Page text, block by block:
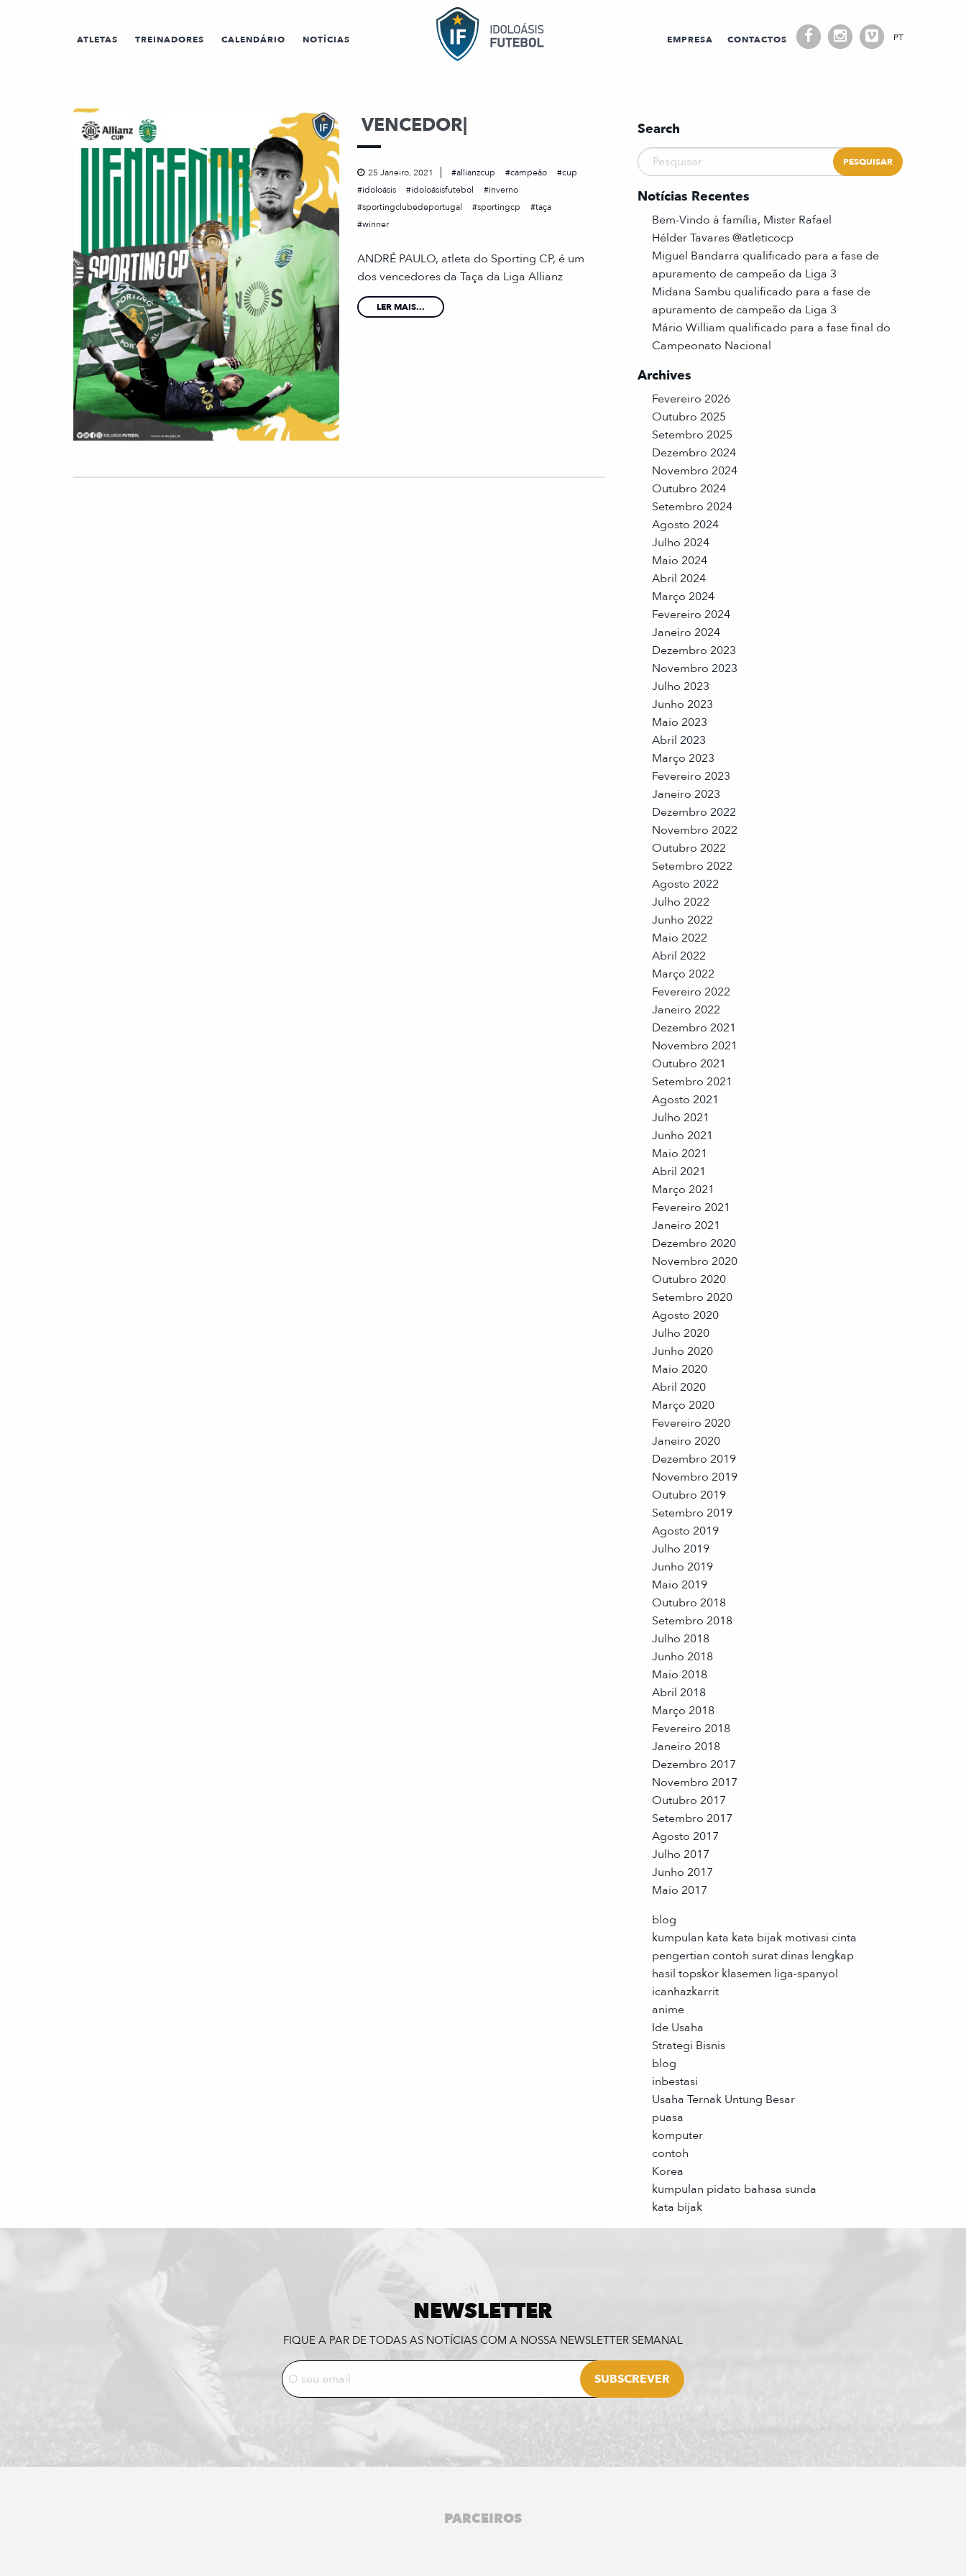
ATLETAS TREINADORES CALENDÁRIO NOTÍCIAS EMPRESA CONTACTOS PT
VENCEDOR|
25 Janeiro, 2021 allianzcup campeão
cup
idoloásis
idoloásisfutebol
inverno
sportingclubedeportugal
sportingcp
taça
winner
ANDRÉ PAULO, atleta do Sporting CP, é um
dos vencedores da Taça da Liga Allianz
LER MAIS...
Search
Notícias Recentes
Bem-Vindo à família, Mister Rafael
Hélder Tavares @atleticocp
Miguel Bandarra qualificado para a fase de
apuramento de campeão da Liga 3
Midana Sambu qualificado para a fase de
apuramento de campeão da Liga 3
Mário William qualificado para a fase final do
Campeonato Nacional
Archives
Fevereiro 2026
Outubro 2025
Setembro 2025
Dezembro 2024
Novembro 2024
Outubro 2024
Setembro 2024
Agosto 2024
Julho 2024
Maio 2024
Abril 2024
Março 2024
Fevereiro 2024
Janeiro 2024
Dezembro 2023
Novembro 2023
Julho 2023
Junho 2023
Maio 2023
Abril 2023
Março 2023
Fevereiro 2023
Janeiro 2023
Dezembro 2022
Novembro 2022
Outubro 2022
Setembro 2022
Agosto 2022
Julho 2022
Junho 2022
Maio 2022
Abril 2022
Março 2022
Fevereiro 2022
Janeiro 2022
Dezembro 2021
Novembro 2021
Outubro 2021
Setembro 2021
Agosto 2021
Julho 2021
Junho 2021
Maio 2021
Abril 2021
Março 2021
Fevereiro 2021
Janeiro 2021
Dezembro 2020
Novembro 2020
Outubro 2020
Setembro 2020
Agosto 2020
Julho 2020
Junho 2020
Maio 2020
Abril 2020
Março 2020
Fevereiro 2020
Janeiro 2020
Dezembro 2019
Novembro 2019
Outubro 2019
Setembro 2019
Agosto 2019
Julho 2019
Junho 2019
Maio 2019
Outubro 2018
Setembro 2018
Julho 2018
Junho 2018
Maio 2018
Abril 2018
Março 2018
Fevereiro 2018
Janeiro 2018
Dezembro 2017
Novembro 2017
Outubro 2017
Setembro 2017
Agosto 2017
Julho 2017
Junho 2017
Maio 2017
blog
kumpulan kata kata bijak motivasi cinta
pengertian contoh surat dinas lengkap
hasil topskor klasemen liga-spanyol
icanhazkarrit
anime
Ide Usaha
Strategi Bisnis
blog
inbestasi
Usaha Ternak Untung Besar
puasa
komputer
contoh
Korea
kumpulan pidato bahasa sunda
kata bijak
NEWSLETTER
FIQUE A PAR DE TODAS AS NOTÍCIAS COM A NOSSA NEWSLETTER SEMANAL
PARCEIROS